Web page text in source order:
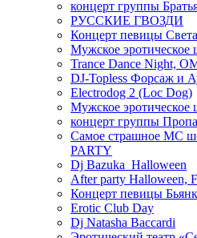
концерт группы
РУССКИЕ ГВОЗДИ
Концерт певицы Света
Мужское
Trance Dance Night,
DJ-Topless Форсаж и
Electrodog 2 (Loc Dog)
Мужское
концерт группы
Самое страшное МС
PARTY
Dj Bazuka_Halloween
After party Halloween,
Концерт певицы
Erotic Club Day
Dj Natasha Baccardi